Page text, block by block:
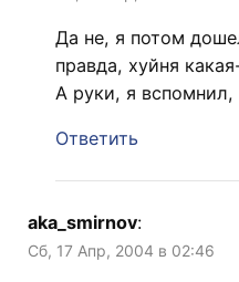
Да не, я потом
правда, хуйня
А руки, я
Ответить
aka_smirnov:
Сб, 17 Апр, 2004 в 02:46